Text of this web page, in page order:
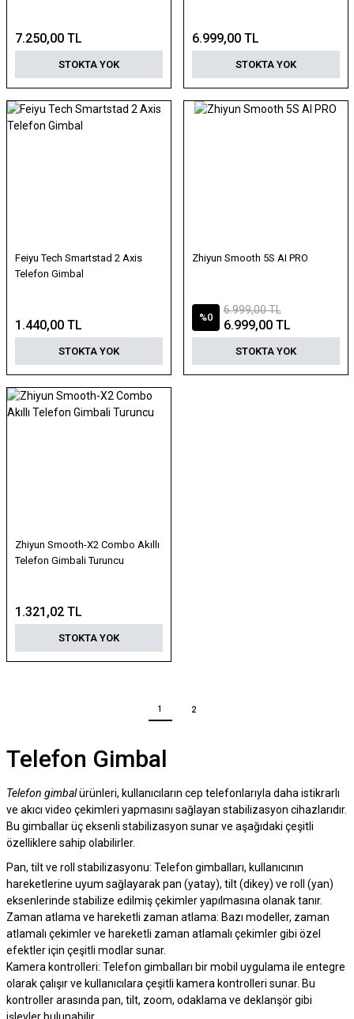
7.250,00 TL
STOKTA YOK
6.999,00 TL
STOKTA YOK
Feiyu Tech Smartstad 2 Axis
Telefon Gimbal
1.440,00 TL
STOKTA YOK
Zhiyun Smooth 5S AI PRO
%0
6.999,00 TL
6.999,00 TL
STOKTA YOK
Zhiyun Smooth-X2 Combo Akıllı
Telefon Gimbali Turuncu
1.321,02 TL
STOKTA YOK
1 2
Telefon Gimbal
Telefon gimbalürünleri, kullanıcıların cep telefonlarıyla daha istikrarlı
ve akıcı video çekimleri yapmasını sağlayan stabilizasyon cihazlarıdır.
Bu gimballar üç eksenli stabilizasyon sunar ve aşağıdaki çeşitli
özelliklere sahip olabilirler.
Pan, tilt ve roll stabilizasyonu: Telefon gimbalları, kullanıcının
hareketlerine uyum sağlayarak pan (yatay), tilt (dikey) ve roll (yan)
eksenlerinde stabilize edilmiş çekimler yapılmasına olanak tanır.
Zaman atlama ve hareketli zaman atlama: Bazı modeller, zaman
atlamalı çekimler ve hareketli zaman atlamalı çekimler gibi özel
efektler için çeşitli modlar sunar.
Kamera kontrolleri: Telefon gimbalları bir mobil uygulama ile entegre
olarak çalışır ve kullanıcılara çeşitli kamera kontrolleri sunar. Bu
kontroller arasında pan, tilt, zoom, odaklama ve deklanşör gibi